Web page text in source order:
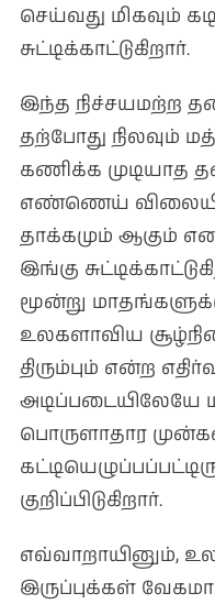
செய்வது மிகவும்
சுட்டிக்காட்டுகிறார்.
இந்த நிச்சயமற்ற
தற்போது நிலவும்
கணிக்க முடியாத
எண்ணெய்
தாக்கமும் ஆகும்
இங்கு
மூன்று
உலகளாவிய
திரும்பும் என்ற
அடிப்படையிலேயே
பொருளாதார
குறிப்பிடுகிறார்.
எவ்வாறாயினும்,
இருப்புக்கள்